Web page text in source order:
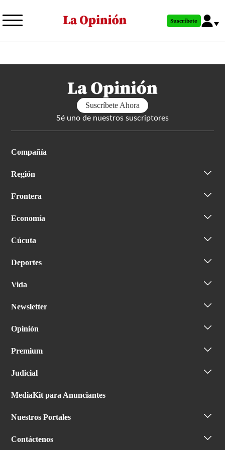
al
principal
Suscríbete
Suscríbete Ahora
Sé uno de nuestros suscriptores
Compañía
Región
Frontera
Economía
Cúcuta
Deportes
Vida
Newsletter
Opinión
Premium
Judicial
MediaKit para Anunciantes
Nuestros Portales
Contáctenos